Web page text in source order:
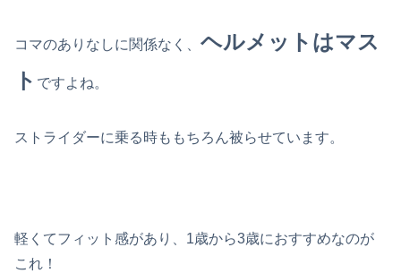
コマのありなしに関係なく、 ヘルメットはマス
ト ですよね。
ストライダーに乗る時ももちろん被らせています。
軽くてフィット感があり、1歳から3歳におすすめなのが
これ！